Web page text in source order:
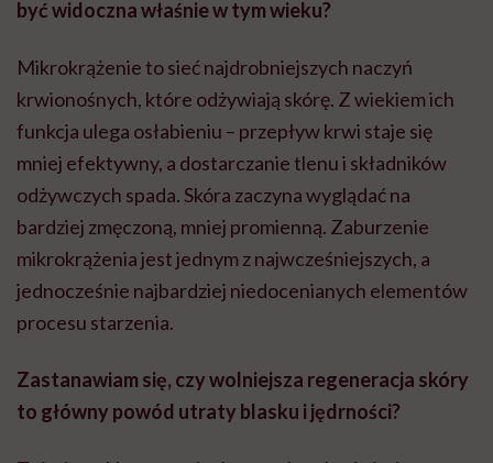
być widoczna właśnie w tym wieku?
Mikrokrążenie to sieć najdrobniejszych naczyń
krwionośnych, które odżywiają skórę. Z wiekiem ich
funkcja ulega osłabieniu – przepływ krwi staje się
mniej efektywny, a dostarczanie tlenu i składników
odżywczych spada. Skóra zaczyna wyglądać na
bardziej zmęczoną, mniej promienną. Zaburzenie
mikrokrążenia jest jednym z najwcześniejszych, a
jednocześnie najbardziej niedocenianych elementów
procesu starzenia.
Zastanawiam się, czy wolniejsza regeneracja skóry
to główny powód utraty blasku i jędrności?